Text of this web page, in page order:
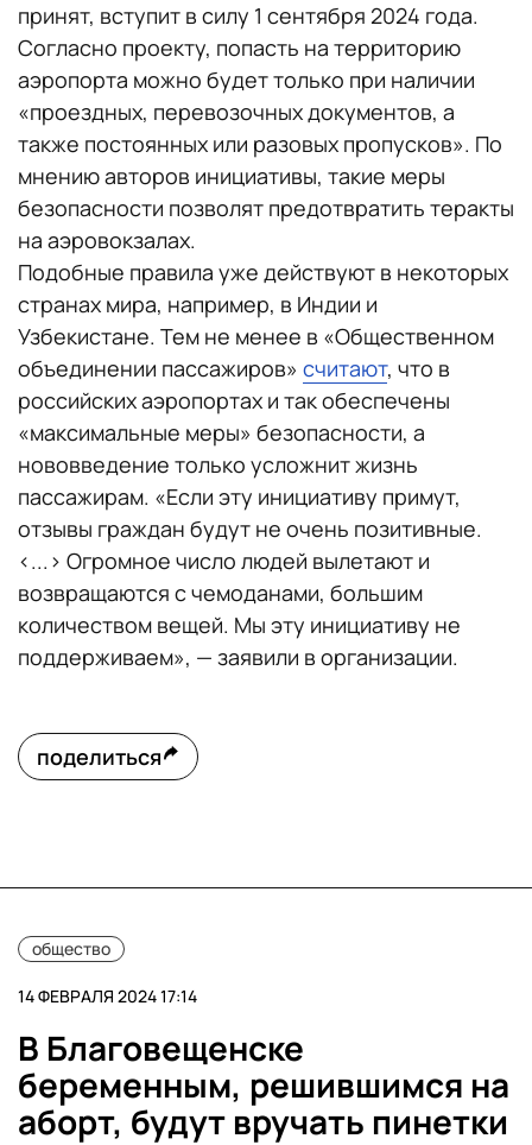
принят, вступит в силу 1 сентября 2024 года.
Согласно проекту, попасть на территорию
аэропорта можно будет только при наличии
«проездных, перевозочных документов, а
также постоянных или разовых пропусков». По
мнению авторов инициативы, такие меры
безопасности позволят предотвратить теракты
на аэровокзалах.
Подобные правила уже действуют в некоторых
странах мира, например, в Индии и
Узбекистане. Тем не менее в «Общественном
объединении пассажиров» считают, что в
российских аэропортах и так обеспечены
«максимальные меры» безопасности, а
нововведение только усложнит жизнь
пассажирам. «Если эту инициативу примут,
отзывы граждан будут не очень позитивные.
<...> Огромное число людей вылетают и
возвращаются с чемоданами, большим
количеством вещей. Мы эту инициативу не
поддерживаем», — заявили в организации.
поделиться
общество
14 ФЕВРАЛЯ 2024 17:14
В Благовещенске
беременным, решившимся на
аборт, будут вручать пинетки